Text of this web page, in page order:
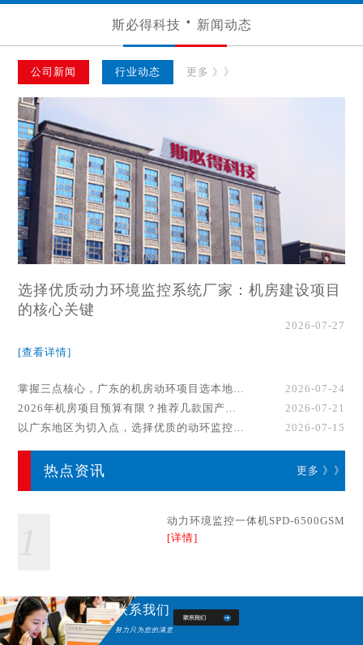
斯必得科技 新闻动态
公司新闻 行业动态 更多 》》
选择优质动力环境监控系统厂家：机房建设项目
的核心关键
2026-07-27
[查看详情]
掌握三点核心，广东的机房动环项目选本地厂家事半功倍！
2026-07-24
2026年机房项目预算有限？推荐几款国产动环监控系统品牌
2026-07-21
以广东地区为切入点，选择优质的动环监控系统厂家
2026-07-15
热点资讯 更多 》》
动力环境监控一体机SPD-6500GSM
[详情]
联系我们
努力只为您的满意